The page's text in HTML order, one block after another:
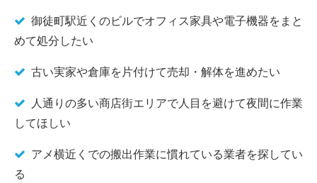
御徒町駅近くのビルでオフィス家具や電子機器をまと
めて処分したい
古い実家や倉庫を片付けて売却・解体を進めたい
人通りの多い商店街エリアで人目を避けて夜間に作業
してほしい
アメ横近くでの搬出作業に慣れている業者を探してい
る